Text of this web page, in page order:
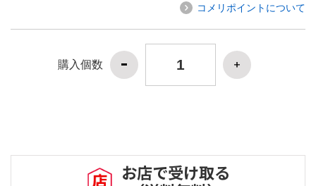
コメリポイントについて
購入個数
お店で受け取る